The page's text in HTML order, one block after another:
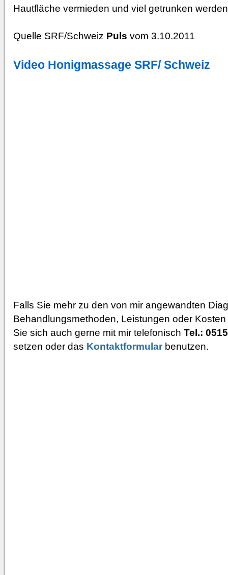
Hautfläche vermieden und viel getrunken
Quelle SRF/Schweiz Puls vom 3.10.2011
Video Honigmassage SRF/ Schweiz
Falls Sie mehr zu den von mir angewandten
Behandlungsmethoden, Leistungen oder
Sie sich auch gerne mit mir telefonisch Tel.:
setzen oder das Kontaktformularbenutzen.